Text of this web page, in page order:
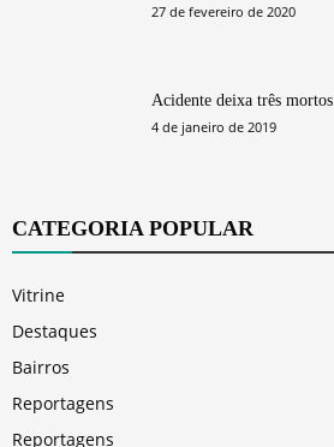
27 de fevereiro de 2020
Acidente deixa três mortos
4 de janeiro de 2019
CATEGORIA POPULAR
Vitrine
Destaques
Bairros
Reportagens
Reportagens